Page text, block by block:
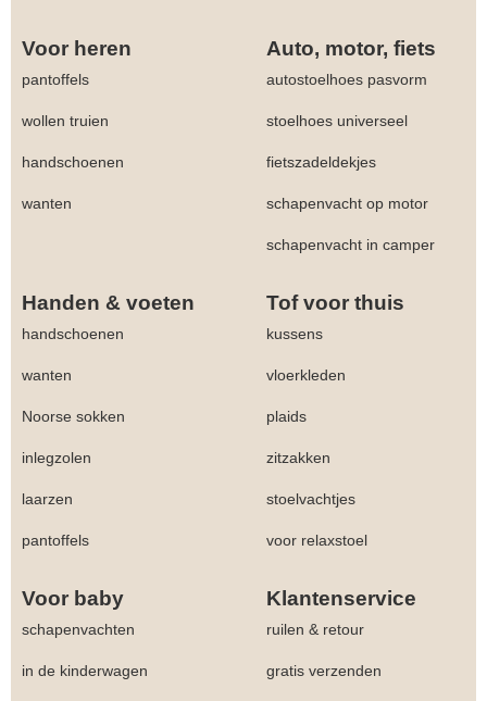
Voor heren Auto, motor, fiets
pantoffels autostoelhoes pasvorm
wollen truien stoelhoes universeel
handschoenen fietszadeldekjes
wanten schapenvacht op motor
schapenvacht in camper
Handen & voeten Tof voor thuis
handschoenen kussens
wanten vloerkleden
Noorse sokken plaids
inlegzolen zitzakken
laarzen stoelvachtjes
pantoffels voor relaxstoel
Voor baby Klantenservice
schapenvachten ruilen & retour
in de kinderwagen gratis verzenden